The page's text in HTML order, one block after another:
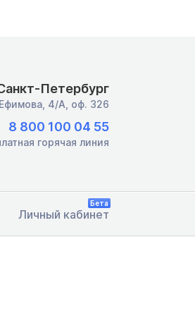
Петербург
4/А, оф. 326
8 800 100 04 55
горячая линия
Личный кабинет
Бета